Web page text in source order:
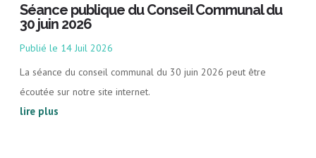
Séance publique du Conseil Communal du
30 juin 2026
14 Juil 2026
La séance du conseil communal du 30 juin 2026 peut être
écoutée sur notre site internet.
lire plus